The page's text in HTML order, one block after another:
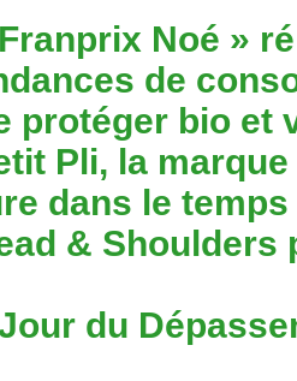
Noé »
de
protéger bio et
Pli, la
dans le temps
& Shoulders
du